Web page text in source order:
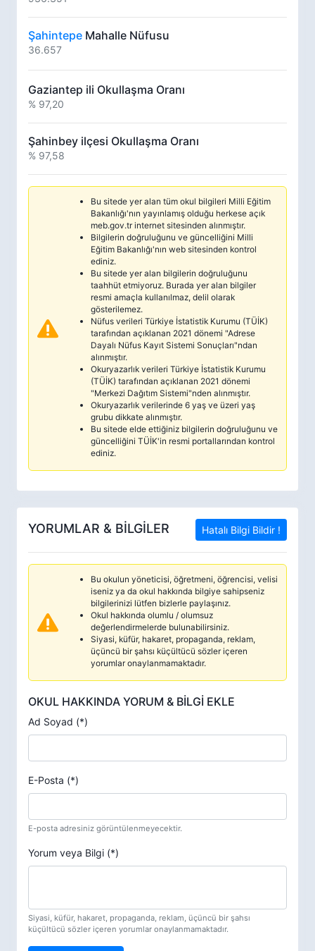
Şahintepe Mahalle Nüfusu
36.657
Gaziantep ili Okullaşma Oranı
% 97,20
Şahinbey ilçesi Okullaşma Oranı
% 97,58
Bu sitede yer alan tüm okul bilgileri Milli Eğitim
Bakanlığı'nın yayınlamış olduğu herkese açık
meb.gov.tr internet sitesinden alınmıştır.
Bilgilerin doğruluğunu ve güncelliğini Milli
Eğitim Bakanlığı'nın web sitesinden kontrol
ediniz.
Bu sitede yer alan bilgilerin doğruluğunu
taahhüt etmiyoruz. Burada yer alan bilgiler
resmi amaçla kullanılmaz, delil olarak
gösterilemez.
Nüfus verileri Türkiye İstatistik Kurumu (TÜİK)
tarafından açıklanan 2021 dönemi "Adrese
Dayalı Nüfus Kayıt Sistemi Sonuçları"ndan
alınmıştır.
Okuryazarlık verileri Türkiye İstatistik Kurumu
(TÜİK) tarafından açıklanan 2021 dönemi
"Merkezi Dağıtım Sistemi"nden alınmıştır.
Okuryazarlık verilerinde 6 yaş ve üzeri yaş
grubu dikkate alınmıştır.
Bu sitede elde ettiğiniz bilgilerin doğruluğunu ve
güncelliğini TÜİK'in resmi portallarından kontrol
ediniz.
YORUMLAR & BİLGİLER Hatalı Bilgi Bildir !
Bu okulun yöneticisi, öğretmeni, öğrencisi, velisi
iseniz ya da okul hakkında bilgiye sahipseniz
bilgilerinizi lütfen bizlerle paylaşınız.
Okul hakkında olumlu / olumsuz
değerlendirmelerde bulunabilirsiniz.
Siyasi, küfür, hakaret, propaganda, reklam,
üçüncü bir şahsı küçültücü sözler içeren
yorumlar onaylanmamaktadır.
OKUL HAKKINDA YORUM & BİLGİ EKLE
Ad Soyad (*)
E-Posta (*)
E-posta adresiniz görüntülenmeyecektir.
Yorum veya Bilgi (*)
Siyasi, küfür, hakaret, propaganda, reklam, üçüncü bir şahsı
küçültücü sözler içeren yorumlar onaylanmamaktadır.